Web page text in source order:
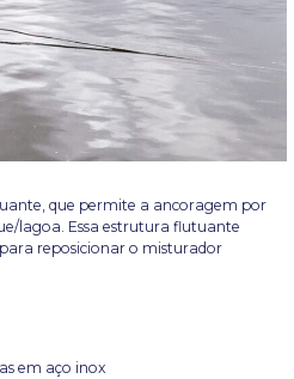
que permite a ancoragem por
lagoa. Essa estrutura flutuante
reposicionar o misturador
em aço inox